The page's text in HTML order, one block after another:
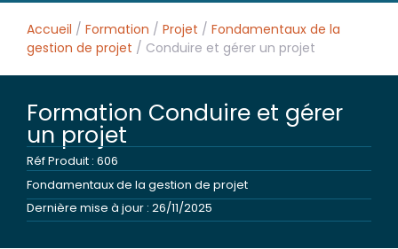
Accueil / Formation / Projet / Fondamentaux de la
gestion de projet / Conduire et gérer un projet
Formation Conduire et gérer
un projet
Réf Produit : 606
Fondamentaux de la gestion de projet
Dernière mise à jour : 26/11/2025